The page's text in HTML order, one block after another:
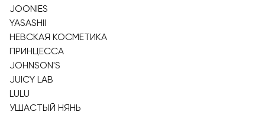
JOONIES
YASASHII
НЕВСКАЯ КОСМЕТИКА
ПРИНЦЕССА
JOHNSON'S
JUICY LAB
LULU
УШАСТЫЙ НЯНЬ